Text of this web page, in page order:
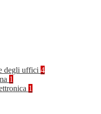
degli uffici 4
1
1